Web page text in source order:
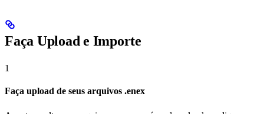
Faça Upload e Importe
1
Faça upload de seus arquivos .enex